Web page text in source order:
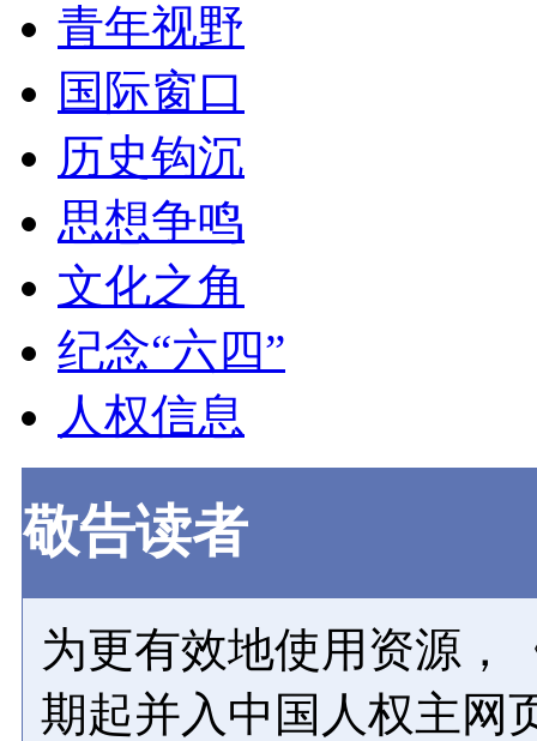
青年视野
国际窗口
历史钩沉
思想争鸣
文化之角
纪念“六四”
人权信息
敬告读者
为更有效地使用资源，
期起并入中国人权主网